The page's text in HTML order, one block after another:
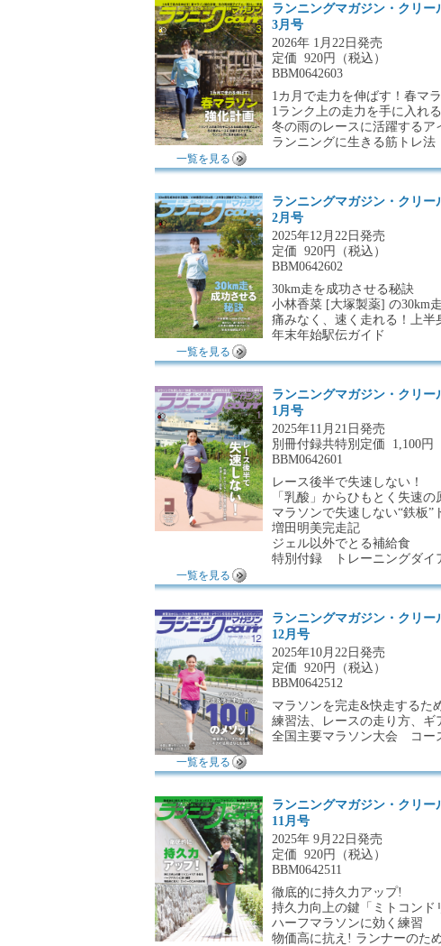
ランニングマガジン・クリー
3月号
2026年 1月22日発売
定価 920円（税込）
BBM0642603
1カ月で走力を伸ばす！春マ
1ランク上の走力を手に入れ
冬の雨のレースに活躍するア
ランニングに生きる筋トレ法
一覧を見る
ランニングマガジン・クリー
2月号
2025年12月22日発売
定価 920円（税込）
BBM0642602
30km走を成功させる秘訣
小林香菜 [大塚製薬] の30km走
痛みなく、速く走れる！上半
年末年始駅伝ガイド
一覧を見る
ランニングマガジン・クリー
1月号
2025年11月21日発売
別冊付録共特別定価 1,100円
BBM0642601
レース後半で失速しない！
「乳酸」からひもとく失速
マラソンで失速しない“鉄板”
増田明美完走記
ジェル以外でとる補給食
特別付録 トレーニングダイ
一覧を見る
ランニングマガジン・クリー
12月号
2025年10月22日発売
定価 920円（税込）
BBM0642512
マラソンを完走&快走するた
練習法、レースの走り方、ギ
全国主要マラソン大会 コー
一覧を見る
ランニングマガジン・クリー
11月号
2025年 9月22日発売
定価 920円（税込）
BBM0642511
徹底的に持久力アップ!
持久力向上の鍵「ミトコンド
ハーフマラソンに効く練習
物価高に抗え! ランナーのた